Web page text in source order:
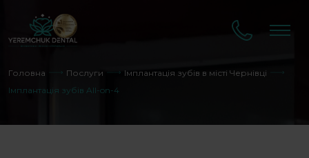
Головна Послуги
Імплантація зубів в місті Чернівці
Імплантація зубів All-on-4